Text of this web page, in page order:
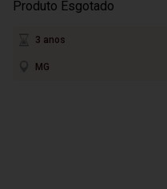
Produto Esgotado
3 anos
MG